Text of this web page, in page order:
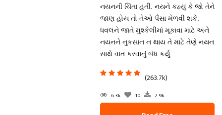
નયનની ચિંતા હતી. નયને કહ્યું કે જો તેને
જાણ હોય તો તેઓ પૈસા મેળવી શકે.
ધવલને જાતે મુશ્કેલીમાં મૂકાવા માટે અને
નયનને નુકસાન ન થાય તે માટે તેણે નયન
સાથે વાત કરવાનું બંધ કર્યું.
(263.7k)
6.3k 10 2.9k